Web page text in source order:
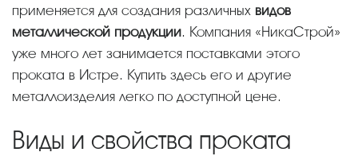
применяется для создания различных видов
металлической продукции. Компания «НикаСтрой»
уже много лет занимается поставками этого
проката в Истре. Купить здесь его и другие
металлоизделия легко по доступной цене.
Виды и свойства проката